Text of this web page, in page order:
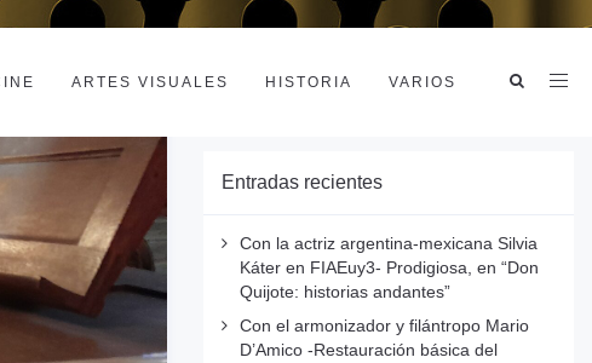
ARTES VISUALES HISTORIA VARIOS
Entradas recientes
Con la actriz argentina-mexicana Silvia
Káter en FIAEuy3- Prodigiosa, en “Don
Quijote: historias andantes”
Con el armonizador y filántropo Mario
D’Amico -Restauración básica del